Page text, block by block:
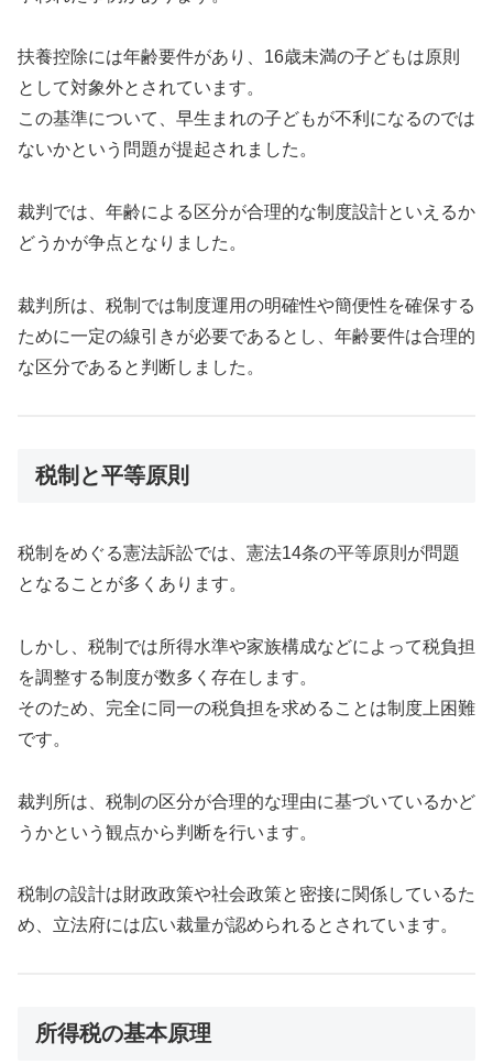
扶養控除には年齢要件があり、16歳未満の子どもは原則
として対象外とされています。
この基準について、早生まれの子どもが不利になるのでは
ないかという問題が提起されました。
裁判では、年齢による区分が合理的な制度設計といえるか
どうかが争点となりました。
裁判所は、税制では制度運用の明確性や簡便性を確保する
ために一定の線引きが必要であるとし、年齢要件は合理的
な区分であると判断しました。
税制と平等原則
税制をめぐる憲法訴訟では、憲法14条の平等原則が問題
となることが多くあります。
しかし、税制では所得水準や家族構成などによって税負担
を調整する制度が数多く存在します。
そのため、完全に同一の税負担を求めることは制度上困難
です。
裁判所は、税制の区分が合理的な理由に基づいているかど
うかという観点から判断を行います。
税制の設計は財政政策や社会政策と密接に関係しているた
め、立法府には広い裁量が認められるとされています。
所得税の基本原理